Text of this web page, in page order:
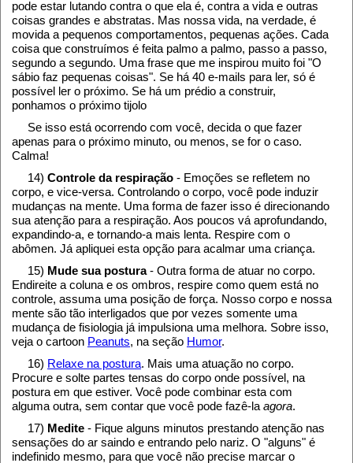
pode estar lutando contra o que ela é, contra a vida e outras
coisas grandes e abstratas. Mas nossa vida, na verdade, é
movida a pequenos comportamentos, pequenas ações. Cada
coisa que construímos é feita palmo a palmo, passo a passo,
segundo a segundo. Uma frase que me inspirou muito foi "O
sábio faz pequenas coisas". Se há 40 e-mails para ler, só é
possível ler o próximo. Se há um prédio a construir,
ponhamos o próximo tijolo
Se isso está ocorrendo com você, decida o que fazer
apenas para o próximo minuto, ou menos, se for o caso.
Calma!
14) Controle da respiração - Emoções se refletem no
corpo, e vice-versa. Controlando o corpo, você pode induzir
mudanças na mente. Uma forma de fazer isso é direcionando
sua atenção para a respiração. Aos poucos vá aprofundando,
expandindo-a, e tornando-a mais lenta. Respire com o
abômen. Já apliquei esta opção para acalmar uma criança.
15) Mude sua postura- Outra forma de atuar no corpo.
Endireite a coluna e os ombros, respire como quem está no
controle, assuma uma posição de força. Nosso corpo e nossa
mente são tão interligados que por vezes somente uma
mudança de fisiologia já impulsiona uma melhora. Sobre isso,
veja o cartoon Peanuts, na seção Humor.
16) Relaxe na postura. Mais uma atuação no corpo.
Procure e solte partes tensas do corpo onde possível, na
postura em que estiver. Você pode combinar esta com
alguma outra, sem contar que você pode fazê-la agora.
17) Medite - Fique alguns minutos prestando atenção nas
sensações do ar saindo e entrando pelo nariz. O "alguns" é
indefinido mesmo, para que você não precise marcar o